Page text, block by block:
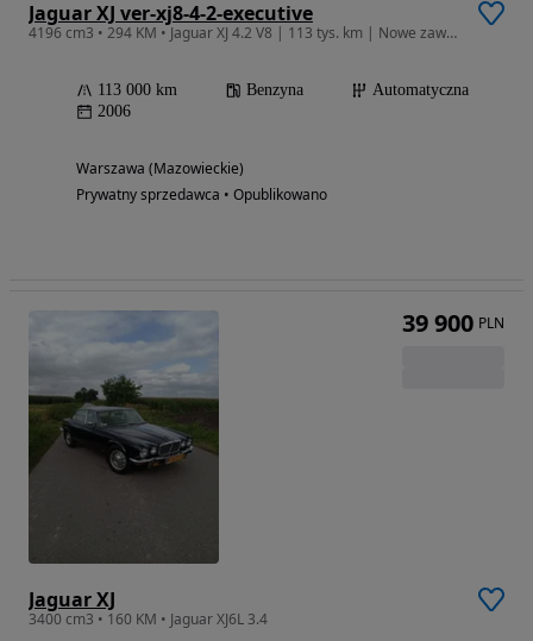
Jaguar XJ ver-xj8-4-2-executive
4196 cm3 • 294 KM • Jaguar XJ 4.2 V8 | 113 tys. km | Nowe zawieszenie | Garażowany
113 000 km Benzyna
Automatyczna
2006
Warszawa (Mazowieckie)
Prywatny sprzedawca • Opublikowano
Jaguar XJ
3400 cm3 • 160 KM • Jaguar XJ6L 3.4
39 900 PLN